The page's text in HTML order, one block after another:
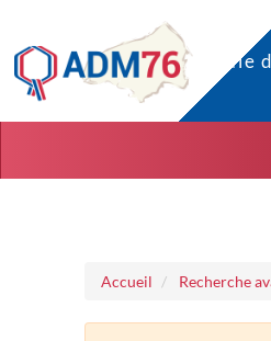
Accueil Recherche